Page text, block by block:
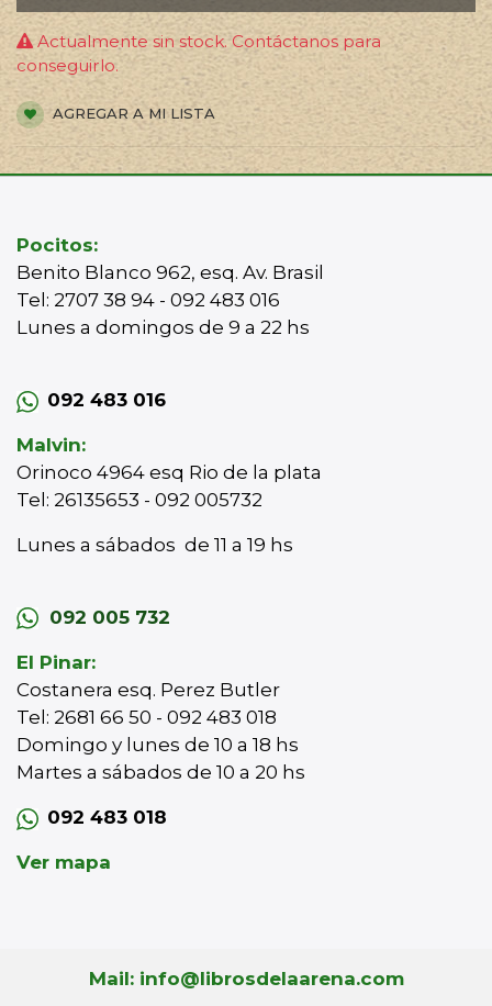
Actualmente sin stock. Contáctanos para
conseguirlo.
AGREGAR A MI LISTA
Pocitos:
Benito Blanco 962, esq. Av. Brasil
Tel: 2707 38 94 - 092 483 016
Lunes a domingos de 9 a 22 hs
092 483 016
Malvin:
Orinoco 4964 esq Rio de la plata
Tel: 26135653 - 092 005732
Lunes a sábados de 11 a 19 hs
092 005 732
El Pinar:
Costanera esq. Perez Butler
Tel: 2681 66 50 - 092 483 018
Domingo y lunes de 10 a 18 hs
Martes a sábados de 10 a 20 hs
092 483 018
Ver mapa
Mail: info@librosdelaarena.com